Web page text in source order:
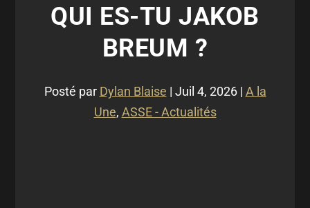
QUI ES-TU JAKOB
BREUM ?
Posté par Dylan Blaise | Juil 4, 2026| A la
Une, ASSE - Actualités